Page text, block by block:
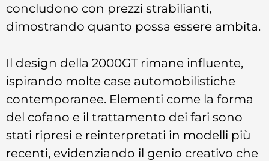
concludono con prezzi strabilianti,
dimostrando quanto possa essere ambita.
Il design della 2000GT rimane influente,
ispirando molte case automobilistiche
contemporanee. Elementi come la forma
del cofano e il trattamento dei fari sono
stati ripresi e reinterpretati in modelli più
recenti, evidenziando il genio creativo che